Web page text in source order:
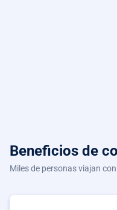
Beneficios de
Miles de personas viajan